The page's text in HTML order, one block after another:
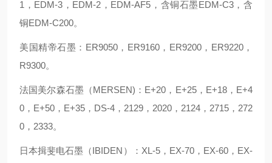
1，EDM-3，EDM-2，EDM-AF5，含铜石墨EDM-C3，含
铜EDM-C200。
美国精帝石墨：ER9050，ER9160，ER9200，ER9220，
R9300。
法国美尔森石墨（MERSEN)：E+20，E+25，E+18，E+4
0，E+50，E+35，DS-4，2129，2020，2124，2715，272
0，2333。
日本揖斐电石墨（IBIDEN）：XL-5，EX-70，EX-60，EX-